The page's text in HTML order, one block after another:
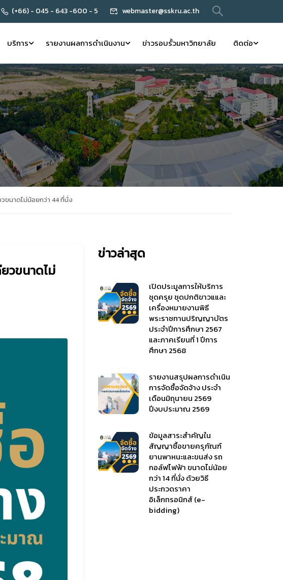
(+66) - 045 - 643 -600 - 5 webmaster@sskru.ac.th
บริการ รายงานผลการดำเนินงาน ข่าวรอบรั้วมหาวิทยาลัย ติดต่อ
นาดไม่น้อยกว่า 44 ที่นั่ง
วขนาดไม่
ข่าวล่าสุด
เปิดประมูลการให้บริการ
ชุดครุย ชุดปกติขาวแและ
เครื่องหมายงานพิธี
พระราชทานปริญญาบัตร
ประจำปีการศึกษา 2567
และภาคเรียนที่ 1 ปีการ
ศึกษา 2568
รายงานสรุปผลการดำเนิน
การจัดซื้อจัดจ้าง ประจำ
เดือนมิถุนายน 2569
ปีงบประมาณ 2569
ข้อมูลสาระสำคัญใน
สัญญาซื้อขายครุภัณฑ์
ยานพาหนะและขนส่ง รถ
กอล์ฟไฟฟ้า ขนาดไม่น้อย
กว่า 14 ที่นั่ง ด้วยวิธี
ประกวดราคา
อิเล็กทรอนิกส์ (e-
bidding)